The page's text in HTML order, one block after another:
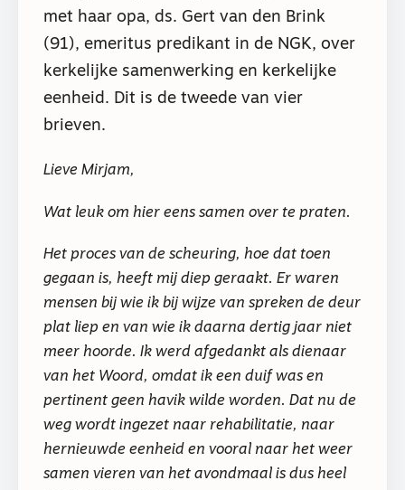
met haar opa, ds. Gert van den Brink
(91), emeritus predikant in de NGK, over
kerkelijke samenwerking en kerkelijke
eenheid. Dit is de tweede van vier
brieven.
Lieve Mirjam,
Wat leuk om hier eens samen over te praten.
Het proces van de scheuring, hoe dat toen
gegaan is, heeft mij diep geraakt. Er waren
mensen bij wie ik bij wijze van spreken de deur
plat liep en van wie ik daarna dertig jaar niet
meer hoorde. Ik werd afgedankt als dienaar
van het Woord, omdat ik een duif was en
pertinent geen havik wilde worden. Dat nu de
weg wordt ingezet naar rehabilitatie, naar
hernieuwde eenheid en vooral naar het weer
samen vieren van het avondmaal is dus heel